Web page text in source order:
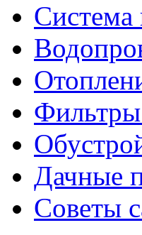
Система
Дачные
Советы